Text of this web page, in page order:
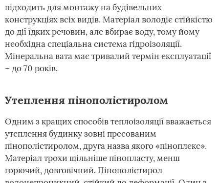
підходить для монтажу на будівельних
конструкціях всіх видів. Матеріал володіє стійкістю
до дії їдких речовин, але вбирає воду, тому йому
необхідна спеціальна система гідроізоляції.
Мінеральна вата має тривалий термін експлуатації
– до 70 років.
Утеплення пінополістиролом
Одним з кращих способів теплоізоляції вважається
утеплення будинку зовні пресованим
пінополістиролом, друга назва якого «піноплекс».
Матеріал трохи щільніше пінопласту, менш
горючий, довговічний. Пінополістирол